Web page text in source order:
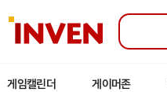
인
게임캘린더 게이머존